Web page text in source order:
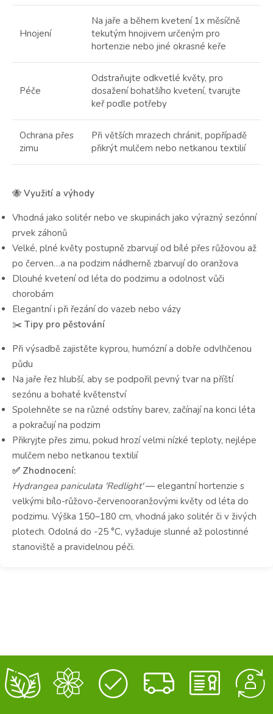
Hnojení
Na jaře a během kvetení 1x měsíčně
tekutým hnojivem určeným pro
hortenzie nebo jiné okrasné keře
Péče
Odstraňujte odkvetlé květy, pro
dosažení bohatšího kvetení, tvarujte
keř podle potřeby
Ochrana přes
zimu
Při větších mrazech chránit, popřípadě
přikrýt mulčem nebo netkanou textilií
🐝 Využití a výhody
Vhodná jako solitér nebo ve skupinách jako výrazný sezónní
prvek záhonů
Velké, plné květy postupně zbarvují od bílé přes růžovou až
po červen…a na podzim nádherně zbarvují do oranžova
Dlouhé kvetení od léta do podzimu a odolnost vůči
chorobám
Elegantní i při řezání do vazeb nebo vázy
✂️ Tipy pro pěstování
Při výsadbě zajistěte kyprou, humózní a dobře odvlhčenou
půdu
Na jaře řez hlubší, aby se podpořil pevný tvar na příští
sezónu a bohaté květenství
Spolehněte se na různé odstíny barev, začínají na konci léta
a pokračují na podzim
Přikryjte přes zimu, pokud hrozí velmi nízké teploty, nejlépe
mulčem nebo netkanou textilií
✅ Zhodnocení:
Hydrangea paniculata 'Redlight'— elegantní hortenzie s
velkými bílo-růžovo-červenooranžovými květy od léta do
podzimu. Výška 150–180 cm, vhodná jako solitér či v živých
plotech. Odolná do -25 °C, vyžaduje slunné až polostinné
stanoviště a pravidelnou péči.